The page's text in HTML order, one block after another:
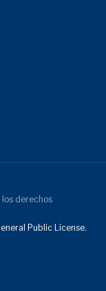
derechos
Public License.